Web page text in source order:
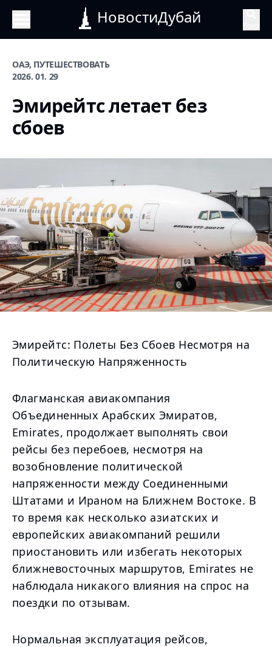
НовостиДубай
ОАЭ, ПУТЕШЕСТВОВАТЬ
2026. 01. 29
Эмирейтс летает без
сбоев
Эмирейтс: Полеты Без Сбоев Несмотря на
Политическую Напряженность
Флагманская авиакомпания
Объединенных Арабских Эмиратов,
Emirates, продолжает выполнять свои
рейсы без перебоев, несмотря на
возобновление политической
напряженности между Соединенными
Штатами и Ираном на Ближнем Востоке. В
то время как несколько азиатских и
европейских авиакомпаний решили
приостановить или избегать некоторых
ближневосточных маршрутов, Emirates не
наблюдала никакого влияния на спрос на
поездки по отзывам.
Нормальная эксплуатация рейсов,